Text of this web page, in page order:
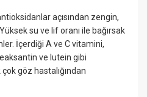
açısından zengin,
su ve lif oranı ile bağırsak
İçerdiği A ve C vitamini,
ve lutein gibi
göz hastalığından